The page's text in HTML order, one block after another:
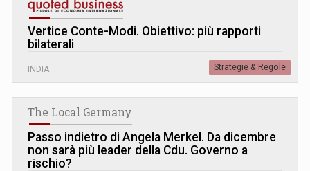
Vertice Conte-Modi. Obiettivo: più rapporti
bilaterali
INDIA Strategie & Regole
The Local Germany
Passo indietro di Angela Merkel. Da dicembre
non sarà più leader della Cdu. Governo a
rischio?